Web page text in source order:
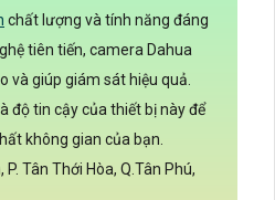
chất lượng và tính năng đáng
tiên tiến, camera Dahua
và giúp giám sát hiệu quả.
độ tin cậy của thiết bị này để
không gian của bạn.
P. Tân Thới Hòa, Q.Tân Phú,